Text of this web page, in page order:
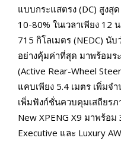
แบบกระแสตรง (DC) สูงสุ
10-80% ในเวลาเพียง 12
715 กิโลเมตร (NEDC) นั
อย่างคุ้มค่าที่สุด มาพร้อมร
(Active Rear-Wheel
แคบเพียง 5.4 เมตร เพิ่มจ
เพิ่มฟังก์ชั่นควบคุมเสถียรภ
New XPENG X9 มาพร้อ
Executive และ Luxury